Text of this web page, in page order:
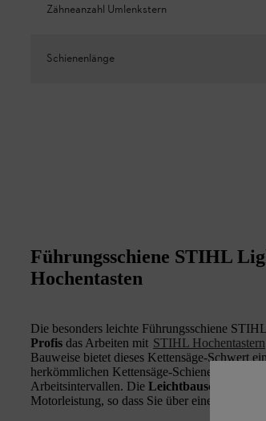
Zähneanzahl Umlenkstern
Schienenlänge
Führungsschiene STIHL
Hochentasten
Die besonders leichte Führungsschiene
Profis das Arbeiten mit STIHL Hochentastern
Bauweise bietet dieses Kettensäge-Schwert
herkömmlichen Kettensäge-Schienen gleicher
Arbeitsintervallen. Die Leichtbauschiene
Motorleistung, so dass Sie über eine